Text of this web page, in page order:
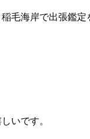
毛海岸で出張鑑定
いです。